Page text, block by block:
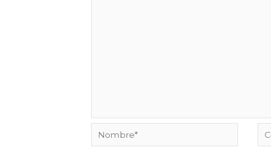
Nombre*